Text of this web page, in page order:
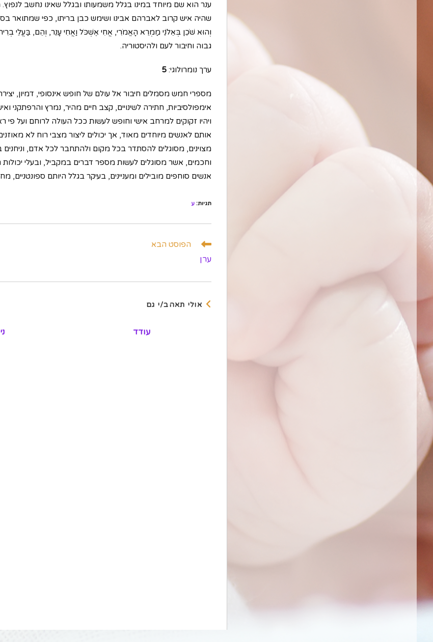
ענר הוא שם מיוחד במינו בגלל משמעותו ובגלל שאינו נחשב
שהיה איש קרוב לאברהם אבינו ושימש כבן בריתו, כפי שמתואר
וְהוּא שֹׁכֵן בְּאֵלֹנֵי מַמְרֵא הָאֱמֹרִי, אֲחִי אֶשְׁכֹּל וַאֲחִי עָנֵר, וְהֵם, בַּעֲלֵי
גבוה וחיבור לעם ולהיסטוריה.
ערך נומרולוגי: 5
מספרי חמש מסמלים חיבור אל עולם של חופש אינסופי, דמיון,
אימפולסיביות, חתירה לשינויים, קצב חיים מהיר, נמרץ והרפתקני
ויהיו זקוקים למרחב אישי וחופש לעשות ככל העולה לרוחם ועל
אותם לאנשים מיוחדים מאוד, אך יכולים ליצור מצבי רוח לא
מצוינים, מסוגלים להסתדר בכל מקום ולהתחבר לכל אדם,
וחכמים, אשר מסוגלים לעשות מספר דברים במקביל, ובעלי יכולות
אנשים סוחפים מובילים ומעניינים, בעיקר בגלל היותם ספונטניים,
תגיות: ע
לקרוא
נוספים
הפוסט הבא
ערן
אולי תאהב/י גם
עודד